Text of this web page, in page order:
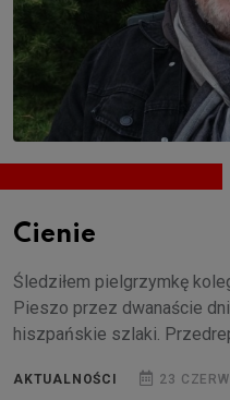
Cienie
Śledziłem pielgrzymkę
Pieszo przez dwanaście
hiszpańskie szlaki.
AKTUALNOŚCI 23